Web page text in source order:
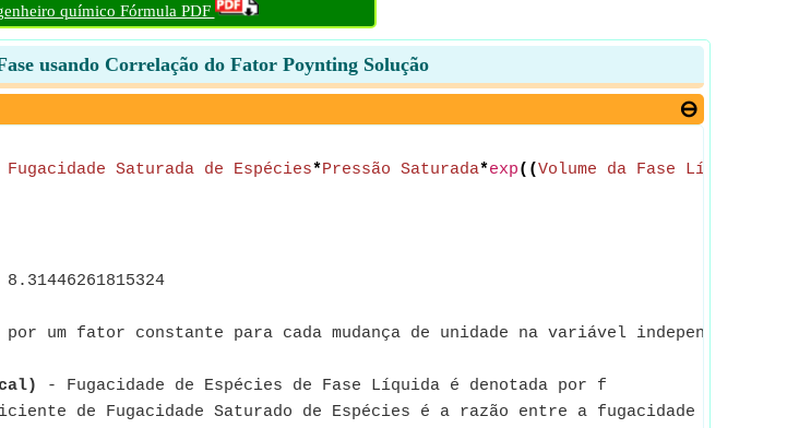
químico Fórmula PDF
usando Correlação do Fator Poynting Solução
Saturada de Espécies*Pressão Saturada*exp((Volume da Fase Líquida
um fator constante para cada mudança de unidade na variável independente.,
- Fugacidade de Espécies de Fase Líquida é denotada por f
de Fugacidade Saturado de Espécies é a razão entre a fugacidade saturada